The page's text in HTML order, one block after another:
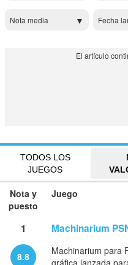
Nota media Fecha
TODOS LOS
JUEGOS
Nota y
puesto
Juego
1 Machinarium
8.8
Machinarium para